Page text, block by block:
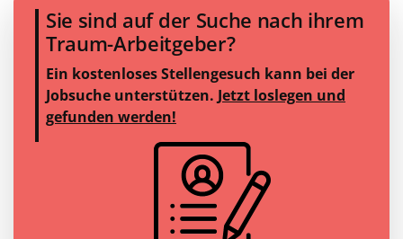
Sie sind auf der Suche nach ihrem
Traum-Arbeitgeber?
Ein kostenloses Stellengesuch kann bei der
Jobsuche unterstützen. Jetzt loslegen und
gefunden werden!